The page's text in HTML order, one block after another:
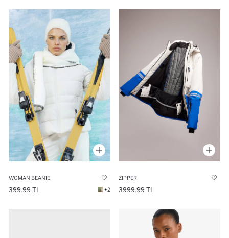
WOMAN BEANIE
399.99 TL +2
ZIPPER
3999.99 TL